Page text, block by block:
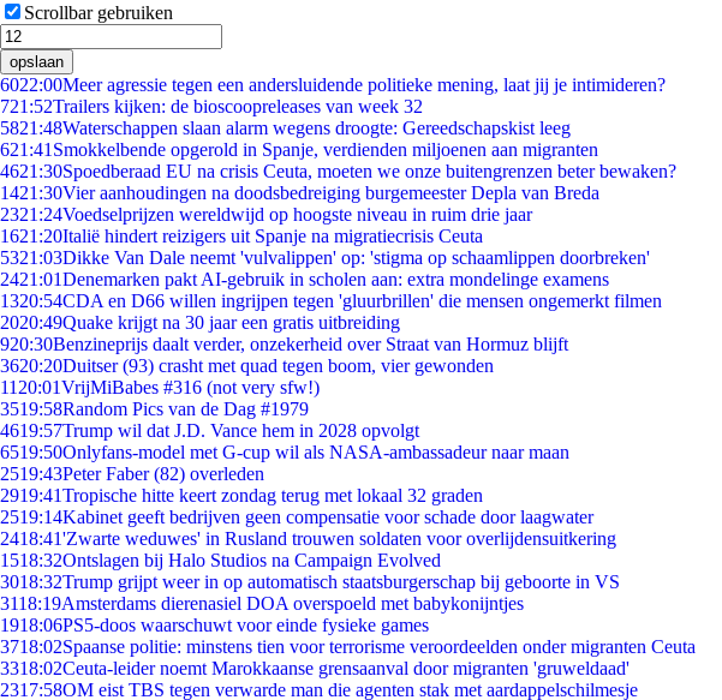
Scrollbar gebruiken
opslaan
6022:00Meer agressie tegen een andersluidende politieke mening, laat jij je intimideren?
721:52Trailers kijken: de bioscoopreleases van week 32
5821:48Waterschappen slaan alarm wegens droogte: Gereedschapskist leeg
621:41 Smokkelbende opgerold in Spanje, verdienden miljoenen aan migranten
4621:30Spoedberaad EU na crisis Ceuta, moeten we onze buitengrenzen beter bewaken?
1421:30Vier aanhoudingen na doodsbedreiging burgemeester Depla van Breda
2321:24Voedselprijzen wereldwijd op hoogste niveau in ruim drie jaar
1621:20Italië hindert reizigers uit Spanje na migratiecrisis Ceuta
5321:03Dikke Van Dale neemt 'vulvalippen' op: 'stigma op schaamlippen doorbreken'
2421:01Denemarken pakt AI-gebruik in scholen aan: extra mondelinge examens
1320:54CDA en D66 willen ingrijpen tegen 'gluurbrillen' die mensen ongemerkt filmen
2020:49Quake krijgt na 30 jaar een gratis uitbreiding
920:30Benzineprijs daalt verder, onzekerheid over Straat van Hormuz blijft
3620:20Duitser (93) crasht met quad tegen boom, vier gewonden
11 20:01VrijMiBabes #316 (not very sfw!)
3519:58Random Pics van de Dag #1979
4619:57Trump wil dat J.D. Vance hem in 2028 opvolgt
6519:50Onlyfans-model met G-cup wil als NASA-ambassadeur naar maan
2519:43Peter Faber (82) overleden
2919:41Tropische hitte keert zondag terug met lokaal 32 graden
2519:14Kabinet geeft bedrijven geen compensatie voor schade door laagwater
2418:41'Zwarte weduwes' in Rusland trouwen soldaten voor overlijdensuitkering
1518:32Ontslagen bij Halo Studios na Campaign Evolved
3018:32Trump grijpt weer in op automatisch staatsburgerschap bij geboorte in VS
3118:19Amsterdams dierenasiel DOA overspoeld met babykonijntjes
1918:06PS5-doos waarschuwt voor einde fysieke games
3718:02Spaanse politie: minstens tien voor terrorisme veroordeelden onder migranten Ceuta
3318:02Ceuta-leider noemt Marokkaanse grensaanval door migranten 'gruweldaad'
2317:58OM eist TBS tegen verwarde man die agenten stak met aardappelschilmesje